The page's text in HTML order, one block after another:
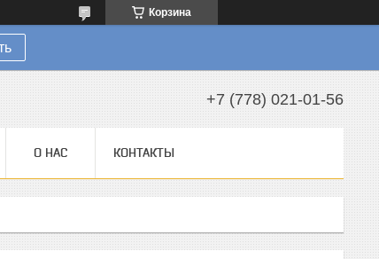
Корзина
+7 (778) 021-01-56
О НАС КОНТАКТЫ